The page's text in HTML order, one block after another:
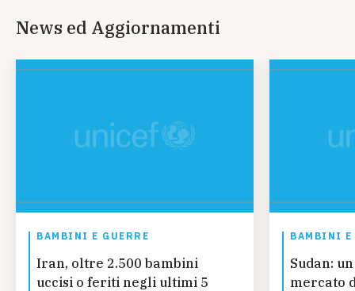
News ed Aggiornamenti
BAMBINI E GUERRE
Iran, oltre 2.500 bambini
uccisi o feriti negli ultimi 5
BAMBINI E
Sudan:
mercato